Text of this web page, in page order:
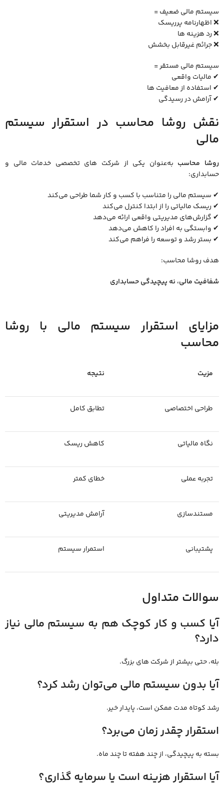
سیستم مالی ضعیف =
❌ اظهارنامه پرریسک
❌ رد هزینه‌ ها
❌ جرائم غیرقابل بخشش
سیستم مالی مستقر =
✔ مالیات واقعی
✔ استفاده از معافیت ‌ها
✔ آرامش در رسیدگی
نقش روشا محاسب در استقرار سیستم
مالی
روشا محاسب به‌عنوان یکی از شرکت ‌های تخصصی خدمات مالی و
حسابداری:
✔ سیستم مالی را متناسب با کسب ‌و کار شما طراحی می‌کند
✔ ریسک مالیاتی را از ابتدا کنترل می‌کند
✔ گزارش‌های مدیریتی واقعی ارائه می‌دهد
✔ وابستگی به افراد را کاهش می‌دهد
✔ بستر رشد و توسعه را فراهم می‌کند
هدف روشا محاسب:
شفافیت مالی، نه پیچیدگی حسابداری
مزایای استقرار سیستم مالی با روشا
محاسب
مزیت نتیجه
طراحی اختصاصی تطابق کامل
نگاه مالیاتی کاهش ریسک
تجربه عملی خطای کمتر
مستندسازی آرامش مدیریتی
پشتیبانی استمرار سیستم
سوالات متداول
آیا کسب‌ و کار کوچک هم به سیستم مالی نیاز
دارد؟
بله، حتی بیشتر از شرکت ‌های بزرگ.
آیا بدون سیستم مالی می‌توان رشد کرد؟
رشد کوتاه‌ مدت ممکن است، پایدار خیر.
استقرار چقدر زمان می‌برد؟
بسته به پیچیدگی، از چند هفته تا چند ماه.
آیا استقرار هزینه است یا سرمایه‌ گذاری؟